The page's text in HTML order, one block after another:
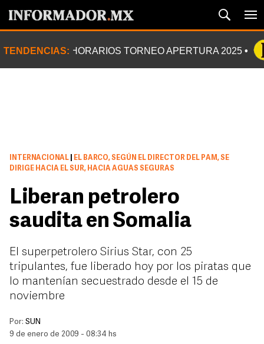
TENDENCIAS: HORARIOS TORNEO APERTURA 2025
INTERNACIONAL
EL BARCO, SEGÚN EL DIRECTOR DEL PAM, SE
DIRIGE HACIA EL SUR, HACIA AGUAS SEGURAS
Liberan petrolero
saudita en Somalia
El superpetrolero Sirius Star, con 25
tripulantes, fue liberado hoy por los piratas que
lo mantenían secuestrado desde el 15 de
noviembre
Por: SUN
9 de enero de 2009 - 08:34 hs